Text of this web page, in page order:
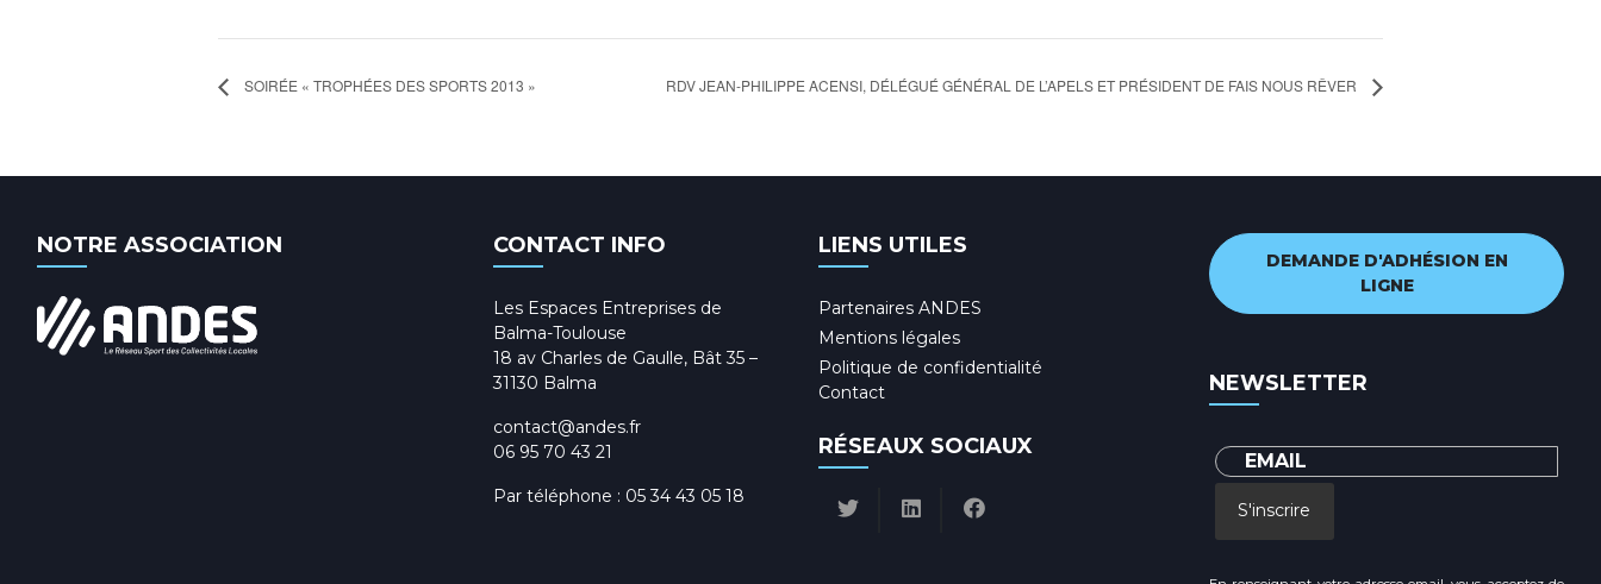
SOIRÉE « TROPHÉES DES SPORTS 2013 » RDV JEAN-PHILIPPE ACENSI, DÉLÉGUÉ GÉNÉRAL DE L’APELS ET PRÉSIDENT DE FAIS NOUS RÊVER
NOTRE ASSOCIATION CONTACT INFO
Les Espaces Entreprises de
Balma-Toulouse
18 av Charles de Gaulle, Bât 35 –
31130 Balma
contact@andes.fr
06 95 70 43 21
Par téléphone : 05 34 43 05 18
LIENS UTILES
Partenaires ANDES
Mentions légales
Politique de confidentialité
Contact
RÉSEAUX SOCIAUX
DEMANDE D'ADHÉSION EN
LIGNE
NEWSLETTER
S'inscrire